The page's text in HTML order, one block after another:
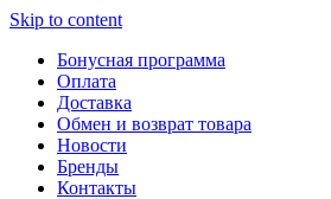
Skip to content
Бонусная программа
Оплата
Доставка
Обмен и возврат товара
Новости
Бренды
Контакты